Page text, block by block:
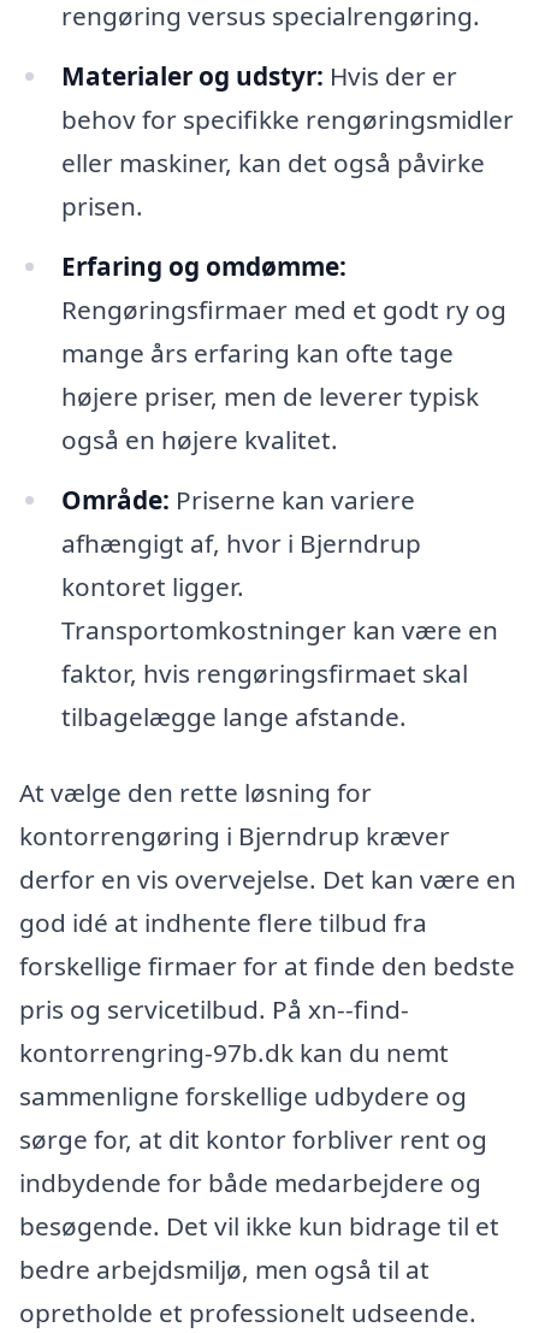
rengøring versus specialrengøring.
Materialer og udstyr: Hvis der er
behov for specifikke rengøringsmidler
eller maskiner, kan det også påvirke
prisen.
Erfaring og omdømme:
Rengøringsfirmaer med et godt ry og
mange års erfaring kan ofte tage
højere priser, men de leverer typisk
også en højere kvalitet.
Område: Priserne kan variere
afhængigt af, hvor i Bjerndrup
kontoret ligger.
Transportomkostninger kan være en
faktor, hvis rengøringsfirmaet skal
tilbagelægge lange afstande.
At vælge den rette løsning for
kontorrengøring i Bjerndrup kræver
derfor en vis overvejelse. Det kan være en
god idé at indhente flere tilbud fra
forskellige firmaer for at finde den bedste
pris og servicetilbud. På xn--find-
kontorrengring-97b.dk kan du nemt
sammenligne forskellige udbydere og
sørge for, at dit kontor forbliver rent og
indbydende for både medarbejdere og
besøgende. Det vil ikke kun bidrage til et
bedre arbejdsmiljø, men også til at
opretholde et professionelt udseende.